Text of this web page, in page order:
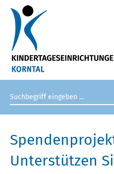
Suchbegriff eingeben
Unterstützen